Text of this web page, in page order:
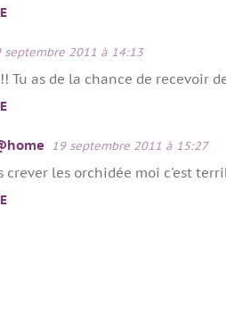
septembre 2011 à 14:13
Tu as de la chance de recevoir
19 septembre 2011 à 15:27
crever les orchidée moi c'est